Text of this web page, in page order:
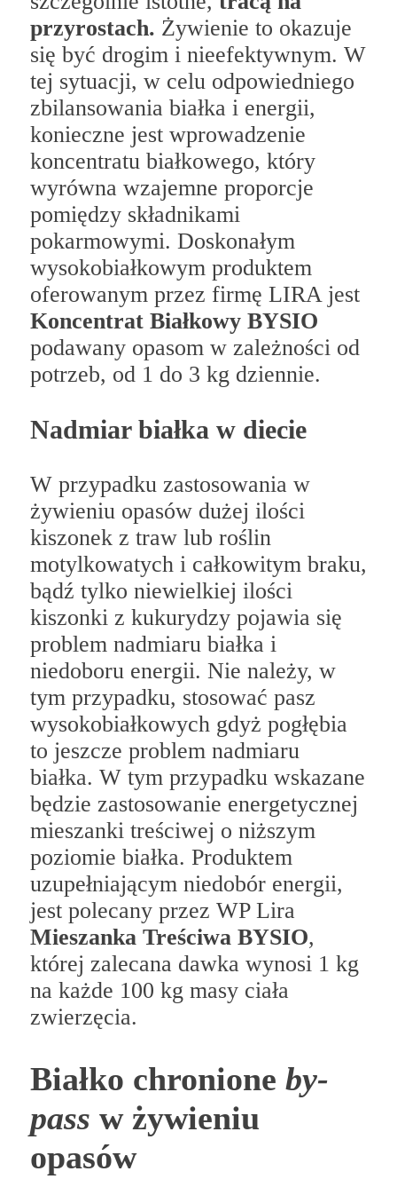
przyrostach. Żywienie to okazuje
się być drogim i nieefektywnym. W
tej sytuacji, w celu odpowiedniego
zbilansowania białka i energii,
konieczne jest wprowadzenie
koncentratu białkowego, który
wyrówna wzajemne proporcje
pomiędzy składnikami
pokarmowymi. Doskonałym
wysokobiałkowym produktem
oferowanym przez firmę LIRA jest
Koncentrat Białkowy BYSIO
podawany opasom w zależności od
potrzeb, od 1 do 3 kg dziennie.
Nadmiar białka w diecie
W przypadku zastosowania w
żywieniu opasów dużej ilości
kiszonek z traw lub roślin
motylkowatych i całkowitym braku,
bądź tylko niewielkiej ilości
kiszonki z kukurydzy pojawia się
problem nadmiaru białka i
niedoboru energii. Nie należy, w
tym przypadku, stosować pasz
wysokobiałkowych gdyż pogłębia
to jeszcze problem nadmiaru
białka. W tym przypadku wskazane
będzie zastosowanie energetycznej
mieszanki treściwej o niższym
poziomie białka. Produktem
uzupełniającym niedobór energii,
jest polecany przez WP Lira
Mieszanka Treściwa BYSIO,
której zalecana dawka wynosi 1 kg
na każde 100 kg masy ciała
zwierzęcia.
Białko chronione by-
pass w żywieniu
opasów